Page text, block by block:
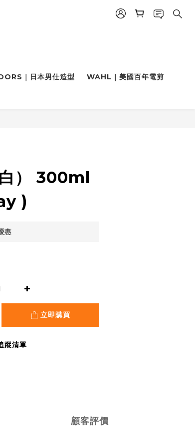
｜日本男仕造型 WAHL｜美國百年電剪
） 300ml
)
惠
立即購買
蹤清單
顧客評價